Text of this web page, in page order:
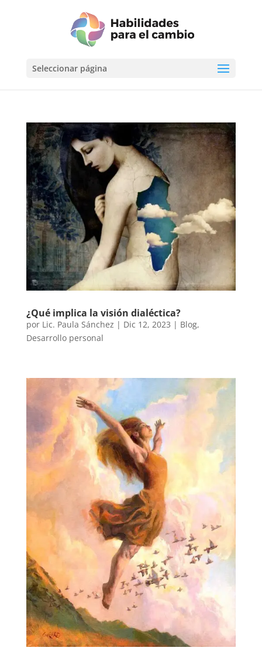
Seleccionar página
¿Qué implica la visión dialéctica?
por Lic. Paula Sánchez | Dic 12, 2023 | Blog,
Desarrollo personal